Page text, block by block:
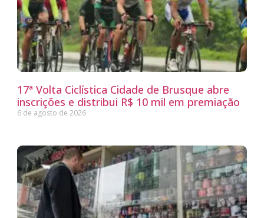
17ª Volta Ciclística Cidade de Brusque abre
inscrições e distribui R$ 10 mil em premiação
6 de agosto de 2026